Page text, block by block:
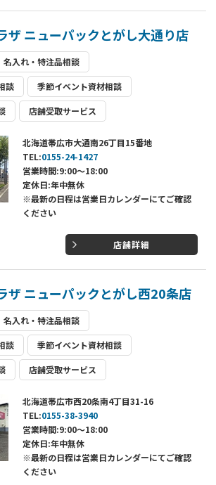
ザ ニューパックとがし大通り店
名入れ・特注品相談
談 季節イベント資材相談
店舗受取サービス
北海道帯広市大通南26丁目15番地
TEL:0155-24-1427
営業時間:9:00～18:00
定休日:年中無休
※最新の日程は営業日カレンダーにてご確認
ください
店舗詳細
ザ ニューパックとがし西20条店
名入れ・特注品相談
談 季節イベント資材相談
店舗受取サービス
北海道帯広市西20条南4丁目31-16
TEL:0155-38-3940
営業時間:9:00～18:00
定休日:年中無休
※最新の日程は営業日カレンダーにてご確認
ください